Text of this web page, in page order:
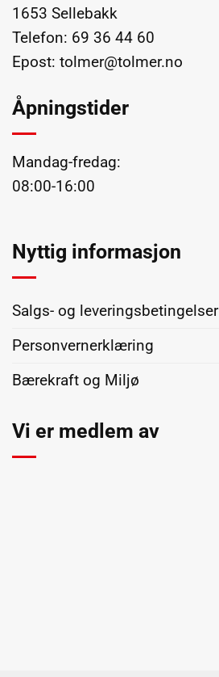
1653 Sellebakk
Telefon: 69 36 44 60
Epost: tolmer@tolmer.no
Åpningstider
Mandag-fredag:
08:00-16:00
Nyttig informasjon
Salgs- og leveringsbetingelser
Personvernerklæring
Bærekraft og Miljø
Vi er medlem av